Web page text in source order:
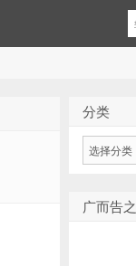
分类
广而告之